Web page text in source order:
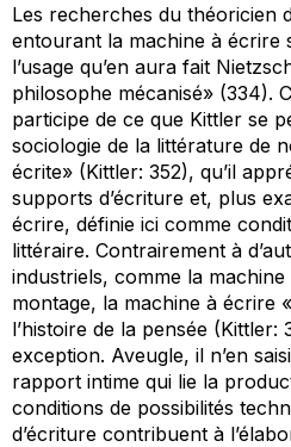
Les recherches du théoricien
entourant la machine à écrire
l’usage qu’en aura fait
philosophe mécanisé» (334).
participe de ce que Kittler se
sociologie de la littérature de
écrite» (Kittler: 352), qu’il
supports d’écriture et, plus
écrire, définie ici comme
littéraire. Contrairement à
industriels, comme la
montage, la machine à écrire
l’histoire de la pensée (Kittler:
exception. Aveugle, il n’en
rapport intime qui lie la
conditions de possibilités
d’écriture contribuent à